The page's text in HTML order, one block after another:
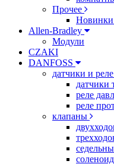
Прочее
Новинки
Allen-Bradley
Модули
CZAKI
DANFOSS
датчики и реле
датчики
реле
реле
клапаны